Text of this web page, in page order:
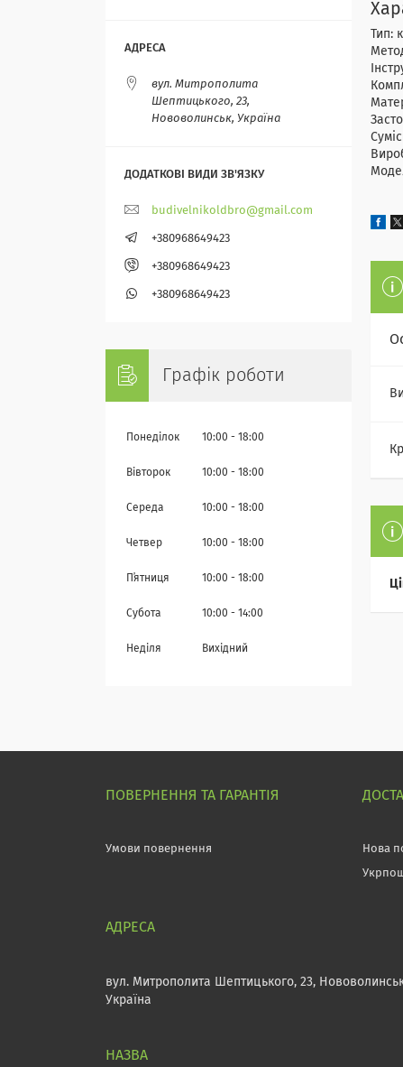
Тип:
вул. Митрополита
Шептицького, 23,
Нововолинськ, Україна
budivelnikoldbro@gmail.com
+380968649423
+380968649423
+380968649423
Графік роботи
Понеділок 10:00 18:00
Вівторок 10:00 18:00
Середа 10:00 18:00
Четвер 10:00 18:00
Пʼятниця 10:00 18:00
Субота 10:00 14:00
Неділя Вихідний
ПОВЕРНЕННЯ ТА ГАРАНТІЯ
Умови повернення Нова
вул. Митрополита Шептицького, 23,
Україна